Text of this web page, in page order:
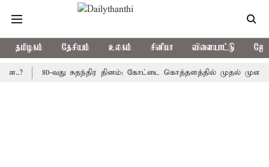
தமிழகம் தேசியம் உலகம் சினிமா விளையாட்டு
80-வது சுதந்திர தினம்: கோட்டை கொத்தளத்தில் முதல் முறையாக